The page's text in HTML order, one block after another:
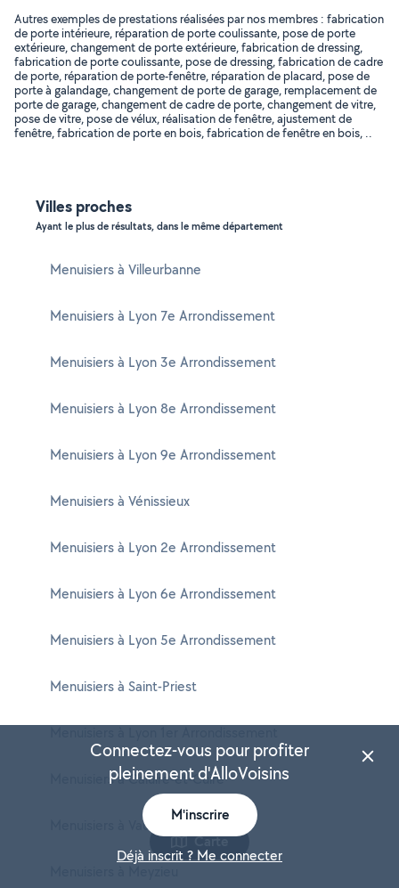
Autres exemples de prestations réalisées par nos membres : fabrication
de porte intérieure, réparation de porte coulissante, pose de porte
extérieure, changement de porte extérieure, fabrication de dressing,
fabrication de porte coulissante, pose de dressing, fabrication de cadre
de porte, réparation de porte-fenêtre, réparation de placard, pose de
porte à galandage, changement de porte de garage, remplacement de
porte de garage, changement de cadre de porte, changement de vitre,
pose de vitre, pose de vélux, réalisation de fenêtre, ajustement de
fenêtre, fabrication de porte en bois, fabrication de fenêtre en bois, ..
Villes proches
Ayant le plus de résultats, dans le même département
Menuisiers à Villeurbanne
Menuisiers à Lyon 7e Arrondissement
Menuisiers à Lyon 3e Arrondissement
Menuisiers à Lyon 8e Arrondissement
Menuisiers à Lyon 9e Arrondissement
Menuisiers à Vénissieux
Menuisiers à Lyon 2e Arrondissement
Menuisiers à Lyon 6e Arrondissement
Menuisiers à Lyon 5e Arrondissement
Menuisiers à Saint-Priest
Menuisiers à Caluire-et-Cuire
Menuisiers à Vaulx-en-Velin
Carte
Connectez-vous pour profiter
pleinement d'AlloVoisins
M'inscrire
Déjà inscrit ? Me connecter